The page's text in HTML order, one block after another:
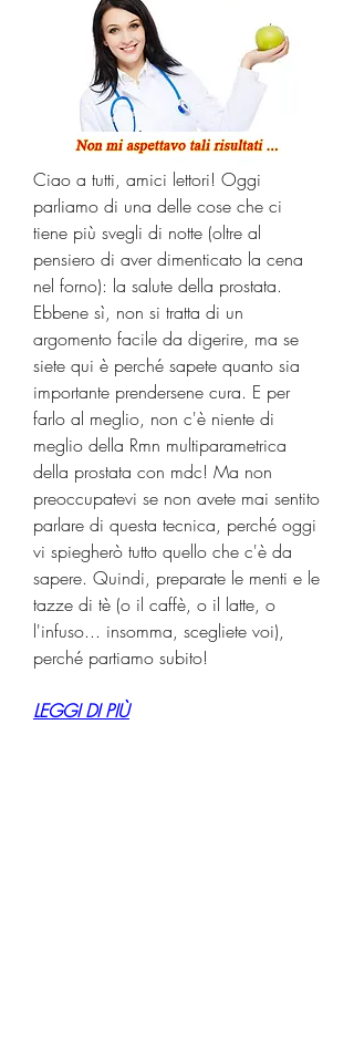
Ciao a tutti, amici lettori! Oggi
parliamo di una delle cose che ci
tiene più svegli di notte (oltre al
pensiero di aver dimenticato la cena
nel forno): la salute della prostata.
Ebbene sì, non si tratta di un
argomento facile da digerire, ma se
siete qui è perché sapete quanto sia
importante prendersene cura. E per
farlo al meglio, non c'è niente di
meglio della Rmn multiparametrica
della prostata con mdc! Ma non
preoccupatevi se non avete mai sentito
parlare di questa tecnica, perché oggi
vi spiegherò tutto quello che c'è da
sapere. Quindi, preparate le menti e le
tazze di tè (o il caffè, o il latte, o
l'infuso... insomma, scegliete voi),
perché partiamo subito!
LEGGI DI PIÙ